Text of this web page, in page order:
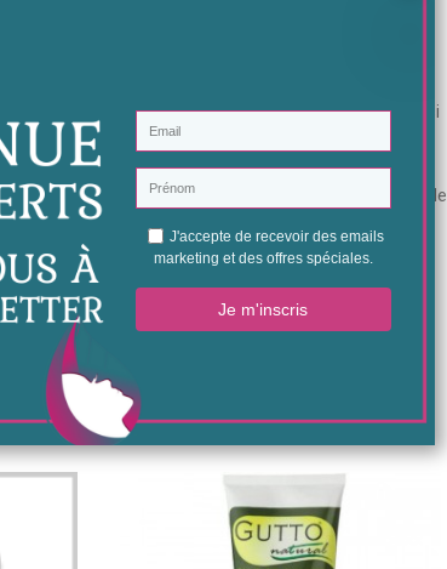
et aider à la repousse des cheveux. Elle aide
de la vitalité et de l’épaisseur. Cette huile permet aussi
et activer leur bonne croissance.
antipelliculaire, antichute, adoucissante. Elle
prendre soin naturellement.
l'huile de serpent sur la barbe.
de cellophane pour éviter les écoulements.
à l’huile d’olive…)